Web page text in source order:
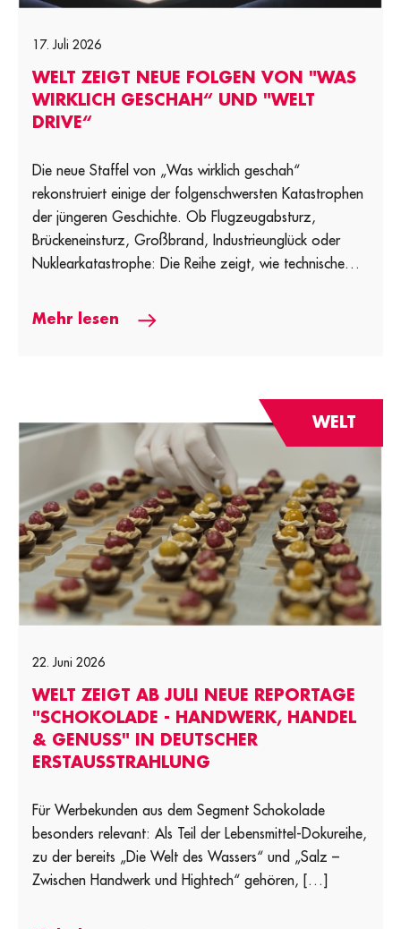
17. Juli 2026
WELT ZEIGT NEUE FOLGEN VON "WAS
WIRKLICH GESCHAH“ UND "WELT
DRIVE“
Die neue Staffel von „Was wirklich geschah“
rekonstruiert einige der folgenschwersten Katastrophen
der jüngeren Geschichte. Ob Flugzeugabsturz,
Brückeneinsturz, Großbrand, Industrieunglück oder
Nuklearkatastrophe: Die Reihe zeigt, wie technische
Mehr lesen
WELT
22. Juni 2026
WELT ZEIGT AB JULI NEUE REPORTAGE
"SCHOKOLADE - HANDWERK, HANDEL
& GENUSS" IN DEUTSCHER
ERSTAUSSTRAHLUNG
Für Werbekunden aus dem Segment Schokolade
besonders relevant: Als Teil der Lebensmittel-Dokureihe,
zu der bereits „Die Welt des Wassers“ und „Salz –
Zwischen Handwerk und Hightech“ gehören, […]